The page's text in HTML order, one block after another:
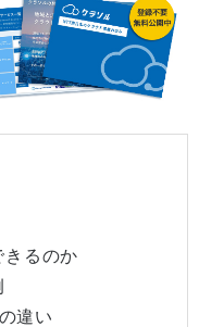
るのか
違い